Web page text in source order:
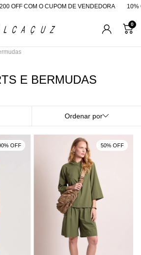
OFF COM O CUPOM DE VENDEDORA 10%
0
E BERMUDAS
Ordenar por
OFF 50% OFF